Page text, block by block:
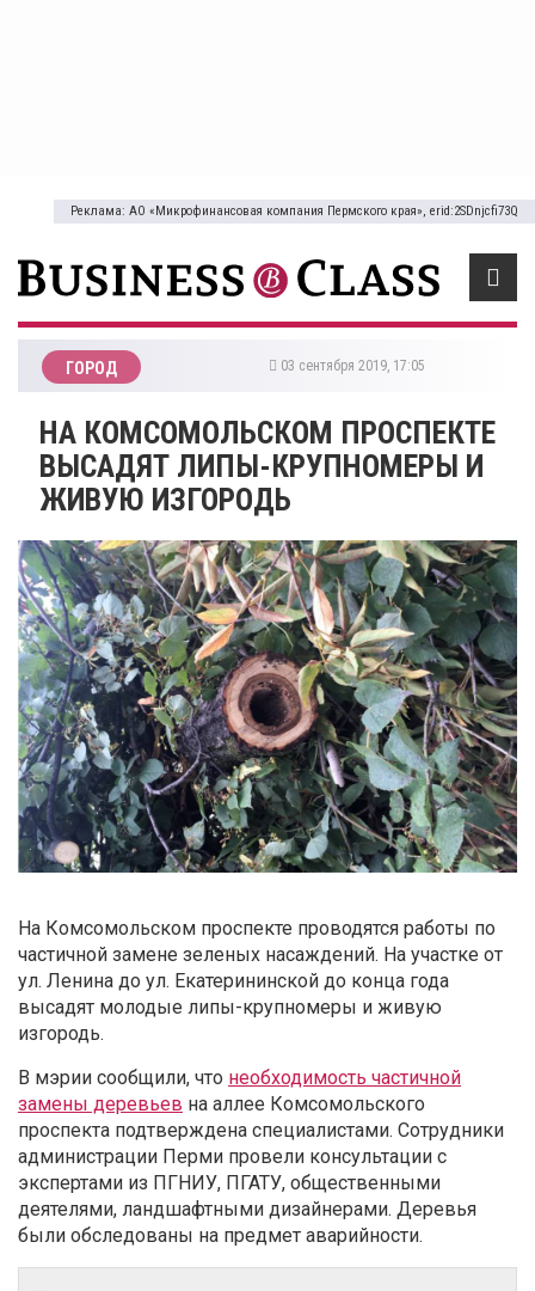
Реклама: АО «Микрофинансовая компания Пермского края», erid:2SDnjcfi73Q
ГОРОД 03 сентября 2019, 17:05
НА КОМСОМОЛЬСКОМ ПРОСПЕКТЕ
ВЫСАДЯТ ЛИПЫ-КРУПНОМЕРЫ И
ЖИВУЮ ИЗГОРОДЬ
На Комсомольском проспекте проводятся работы по
частичной замене зеленых насаждений. На участке от
ул. Ленина до ул. Екатерининской до конца года
высадят молодые липы-крупномеры и живую
изгородь.
В мэрии сообщили, что необходимость частичной
замены деревьев на аллее Комсомольского
проспекта подтверждена специалистами. Сотрудники
администрации Перми провели консультации с
экспертами из ПГНИУ, ПГАТУ, общественными
деятелями, ландшафтными дизайнерами. Деревья
были обследованы на предмет аварийности.